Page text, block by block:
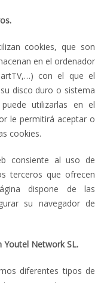
cookies, que son
en el ordenador
con el que el
disco duro o sistema
utilizarlas en el
le permitirá aceptar o
cookies.
consiente al uso de
terceros que ofrecen
dispone de las
su navegador de
Youtel Network SL.
diferentes tipos de